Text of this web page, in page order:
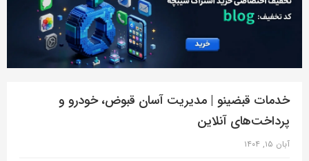
خدمات قبضینو | مدیریت آسان قبوض، خودرو و
پرداخت‌های آنلاین
آبان ۱۵, ۱۴۰۴